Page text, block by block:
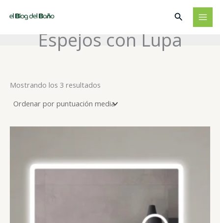
Buscar
Espejos con Lupa
Mostrando los 3 resultados
media